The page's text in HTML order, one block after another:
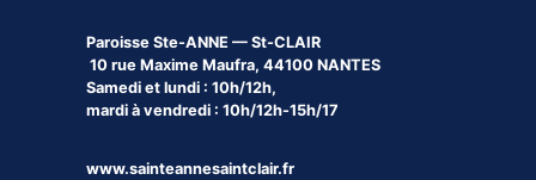
Paroisse Ste-ANNE — St-CLAIR
10 rue Maxime Maufra, 44100 NANTES
Samedi et lundi : 10h/12h,
mardi à vendredi : 10h/12h-15h/17
www.sainteannesaintclair.fr